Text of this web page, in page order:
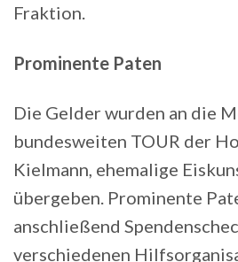
Fraktion.
Prominente Paten
Die Gelder wurden an die
bundesweiten TOUR der
Kielmann, ehemalige
übergeben. Prominente
anschließend
verschiedenen